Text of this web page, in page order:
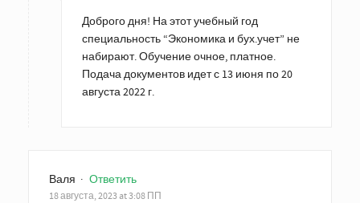
Доброго дня! На этот учебный год
специальность “Экономика и бух.учет” не
набирают. Обучение очное, платное.
Подача документов идет с 13 июня по 20
августа 2022 г.
Валя · Ответить
18 августа, 2023 at 3:08 ПП